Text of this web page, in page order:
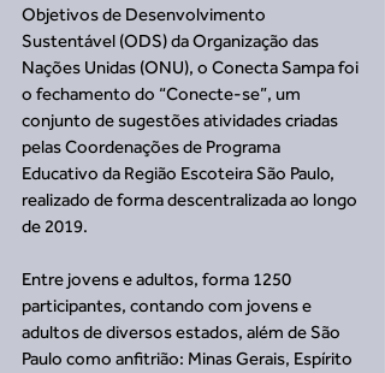
Objetivos de Desenvolvimento
Sustentável (ODS) da Organização das
Nações Unidas (ONU), o Conecta Sampa foi
o fechamento do “Conecte-se”, um
conjunto de sugestões atividades criadas
pelas Coordenações de Programa
Educativo da Região Escoteira São Paulo,
realizado de forma descentralizada ao longo
de 2019.
Entre jovens e adultos, forma 1250
participantes, contando com jovens e
adultos de diversos estados, além de São
Paulo como anfitrião: Minas Gerais, Espírito